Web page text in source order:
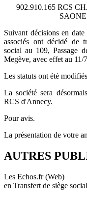
902.910.165 RCS
SAONE
Suivant décisions en
associés ont décidé de
social au 109, Passage
Megève, avec effet au 11/
Les statuts ont été
La société sera
RCS d'Annecy.
Pour avis.
La présentation de votre
AUTRES
Les Echos.fr (Web)
en Transfert de siège